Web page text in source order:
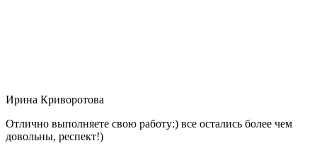
Ирина Криворотова
Отлично выполняете свою работу:) все остались более чем
довольны, респект!)